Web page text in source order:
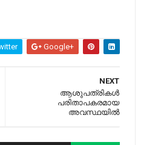
Google+
NEXT
ആശുപത്രികള്‍
പരിതാപകരമായ
അവസ്ഥയിൽ